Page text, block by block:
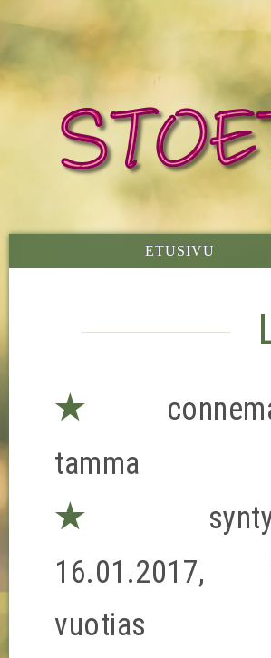
ETUSIVU
★
tamma
★
16.01.2017,
vuotias